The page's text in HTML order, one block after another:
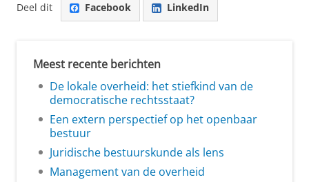
Deel dit Facebook LinkedIn
Meest recente berichten
De lokale overheid: het stiefkind van de
democratische rechtsstaat?
Een extern perspectief op het openbaar
bestuur
Juridische bestuurskunde als lens
Management van de overheid